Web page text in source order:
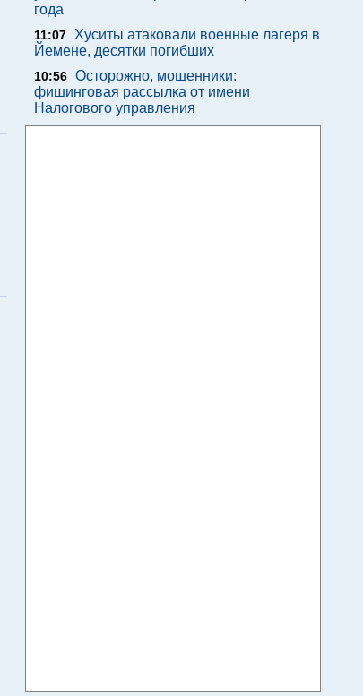
года
11:07
Хуситы атаковали военные лагеря в
Йемене, десятки погибших
10:56 Осторожно, мошенники:
фишинговая рассылка от имени
Налогового управления